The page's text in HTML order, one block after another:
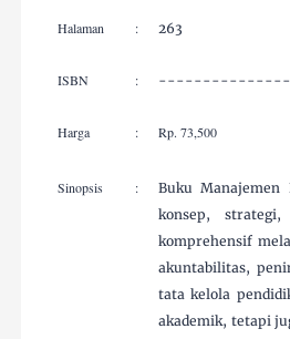
Halaman : 263
ISBN :
Harga : Rp. 73,500
Sinopsis :
Buku Manajemen
konsep,
komprehensif
akuntabilitas,
tata kelola
akademik, tetapi